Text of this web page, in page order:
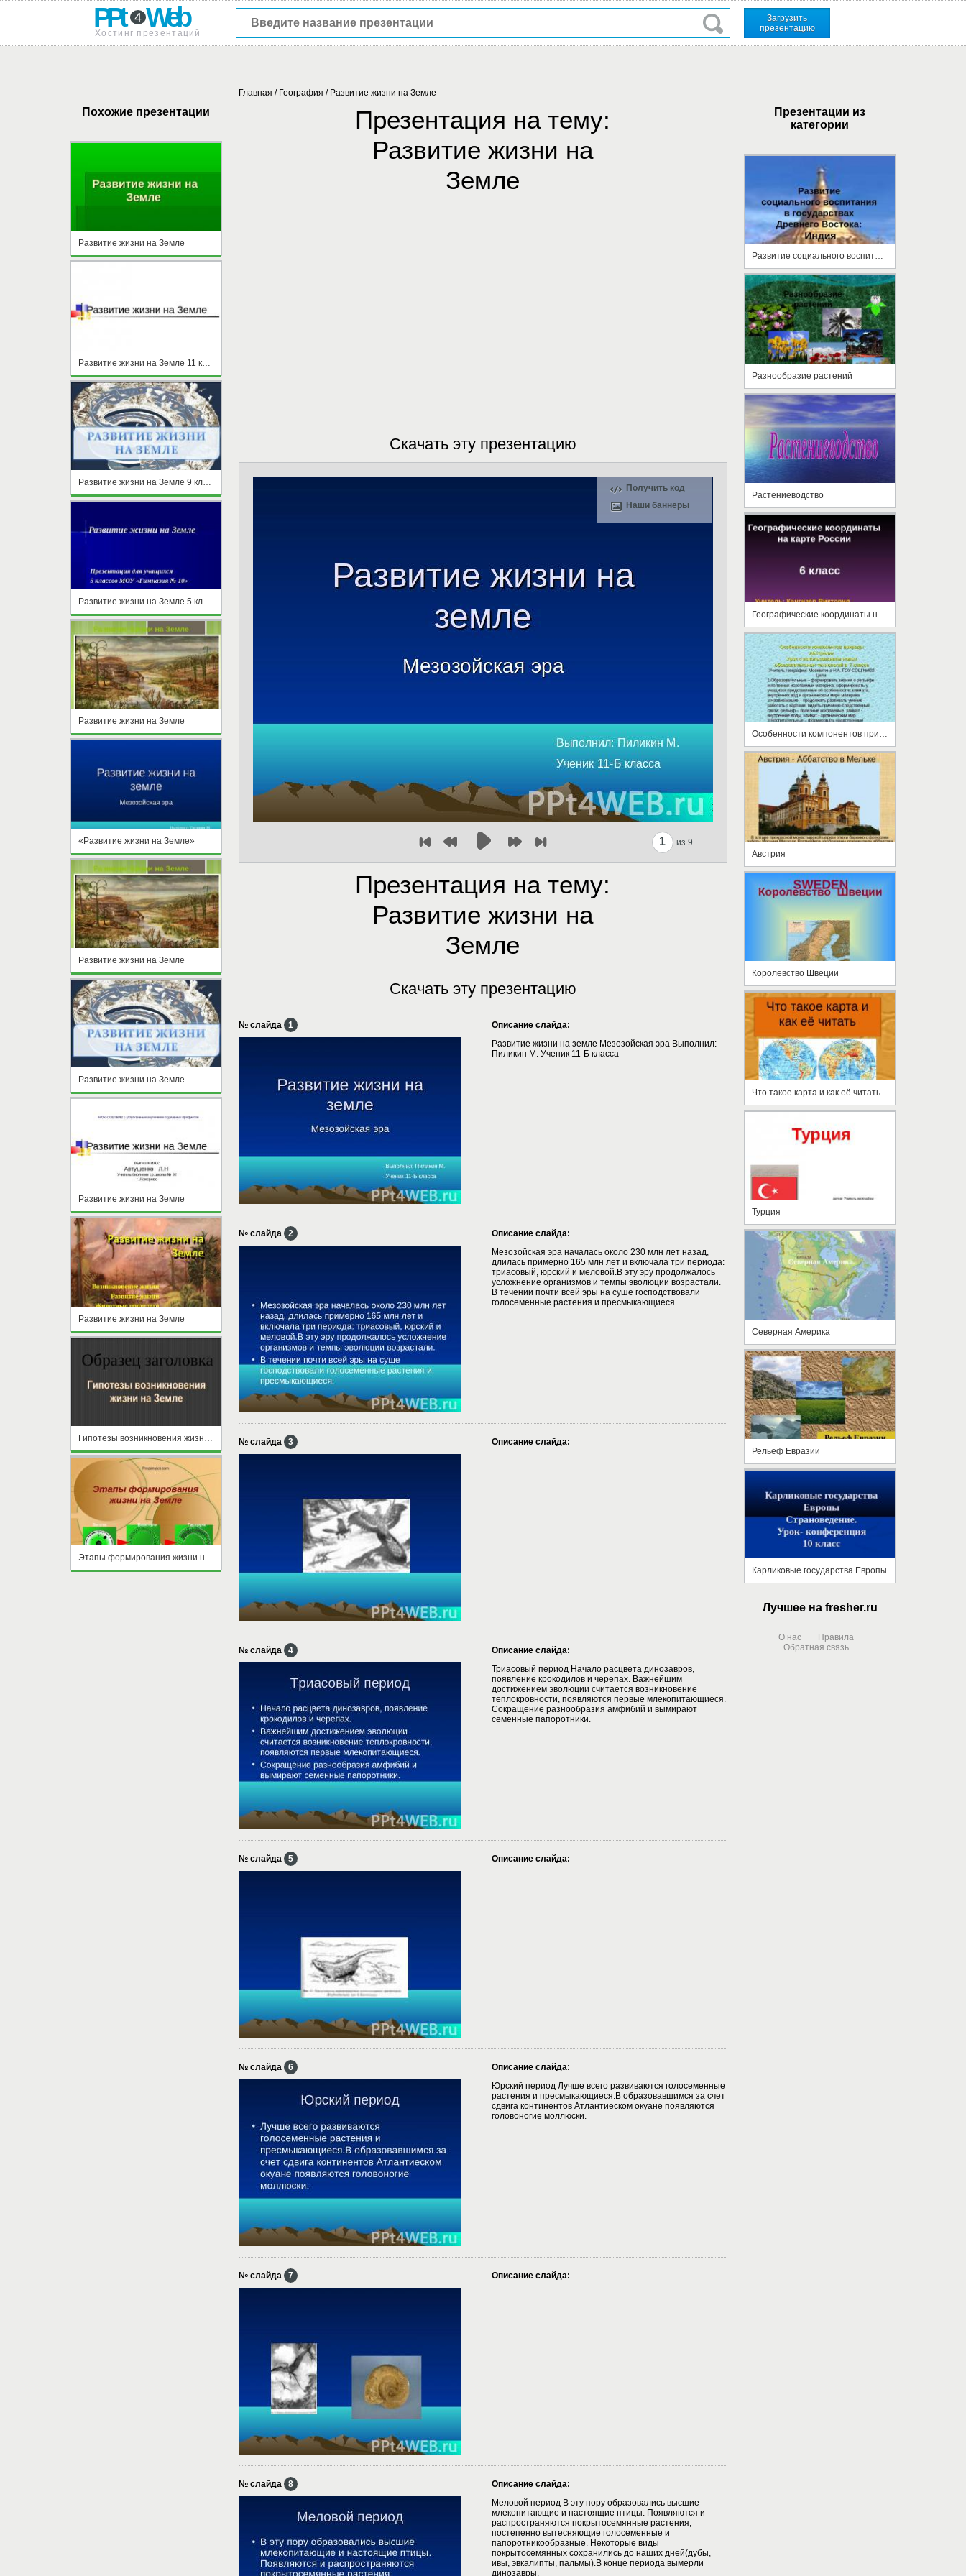
PPt 4 Web
Хостинг презентаций
Загрузить
презентацию
Похожие презентации
Развитие жизни на Земле
Развитие жизни на Земле 5 класс
Развитие жизни на Земле
«Развитие жизни на Земле»
Развитие жизни на Земле
Развитие жизни на Земле
Развитие жизни на Земле
Развитие жизни на Земле
Гипотезы возникновения жизни на Земле
Этапы формирования жизни на Земле
Главная / География / Развитие жизни на Земле
Презентация на тему:
Развитие жизни на
Земле
Скачать эту презентацию
Получить код
Наши баннеры
1 из 9
Презентация на тему:
Развитие жизни на
Земле
Скачать эту презентацию
№ слайда 1
Описание слайда:
Развитие жизни на земле Мезозойская эра Выполнил:
Пиликин М. Ученик 11-Б класса
№ слайда 2
Описание слайда:
Мезозойская эра началась около 230 млн лет назад,
длилась примерно 165 млн лет и включала три периода:
триасовый, юрский и меловой.В эту эру продолжалось
усложнение организмов и темпы эволюции возрастали.
В течении почти всей эры на суше господствовали
голосеменные растения и пресмыкающиеся.
№ слайда 3 Описание слайда:
№ слайда 4
Описание слайда:
Триасовый период Начало расцвета динозавров,
появление крокодилов и черепах. Важнейшим
достижением эволюции считается возникновение
теплокровности, появляются первые млекопитающиеся.
Сокращение разнообразия амфибий и вымирают
семенные папоротники.
№ слайда 5 Описание слайда:
№ слайда 6
Описание слайда:
Юрский период Лучше всего развиваются голосеменные
растения и пресмыкающиеся.В образовавшимся за счет
сдвига континентов Атлантиеском окуане появляются
головоногие моллюски.
№ слайда 7 Описание слайда:
№ слайда 8
Описание слайда:
Меловой период В эту пору образовались высшие
млекопитающие и настоящие птицы. Появляются и
распространяются покрытосемянные растения,
постепенно вытесняющие голосеменные и
папоротникообразные. Некоторые виды
покрытосемянных сохранились до наших дней(дубы,
ивы, эвкалипты, пальмы).В конце периода вымерли
динозавры.
Презентации из
категории
Развитие социального воспитания в гос. Древнего Востока
Разнообразие растений
Растениеводство
Географические координаты на карте России
Особенности компонентов природы Австралии
Австрия
Королевство Швеции
Что такое карта и как её читать
Турция
Северная Америка
Рельеф Евразии
Карликовые государства Европы
Лучшее на fresher.ru
О нас
Правила
Обратная связь